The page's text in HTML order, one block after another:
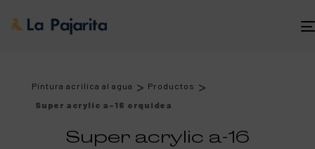
Pintura acrílica al agua > Productos >
Super acrylic a-16 orquidea
Super acrylic a-16